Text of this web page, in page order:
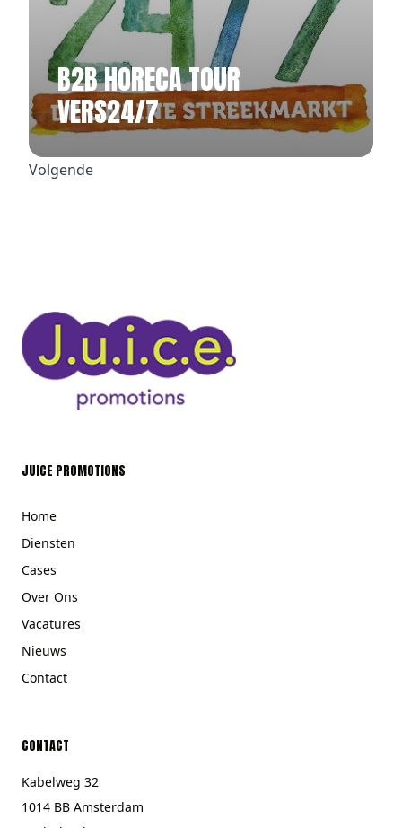
B2B HORECA TOUR
VERS24/7
Volgende
JUICE PROMOTIONS
Home
Diensten
Cases
Over Ons
Vacatures
Nieuws
Contact
CONTACT
Kabelweg 32
1014 BB Amsterdam